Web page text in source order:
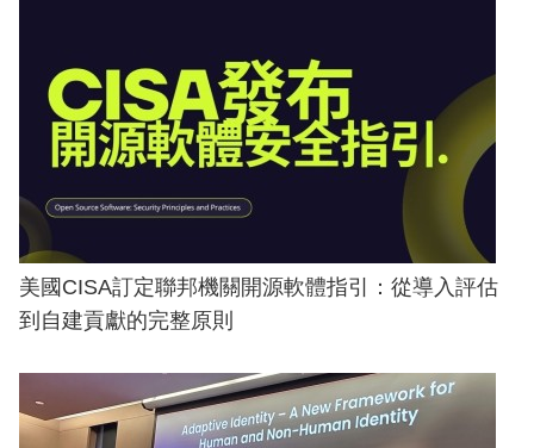
美國CISA訂定聯邦機關開源軟體指引：從導入評估
到自建貢獻的完整原則